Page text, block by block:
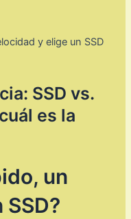
y elige un SSD
SSD vs.
es la
un